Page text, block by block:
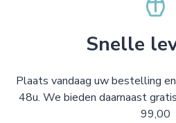
Snelle
Plaats vandaag uw bestelling
48u. We bieden daarnaast
99,00